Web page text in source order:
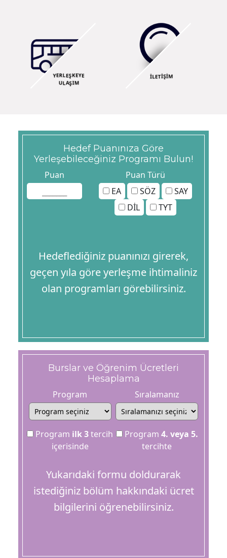
YERLEŞKEYE
ULAŞIM
İLETİŞİM
Hedef Puanınıza Göre
Yerleşebileceğiniz Programı Bulun!
Puan
Puan Türü
EA
SÖZ
SAY
DİL
TYT
Hedeflediğiniz puanınızı girerek,
geçen yıla göre yerleşme ihtimaliniz
olan programları görebilirsiniz.
Burslar ve Öğrenim Ücretleri
Hesaplama
Program
Sıralamanız
Program ilk 3tercih
içerisinde
Program 4. veya 5.
tercihte
Yukarıdaki formu doldurarak
istediğiniz bölüm hakkındaki ücret
bilgilerini öğrenebilirsiniz.